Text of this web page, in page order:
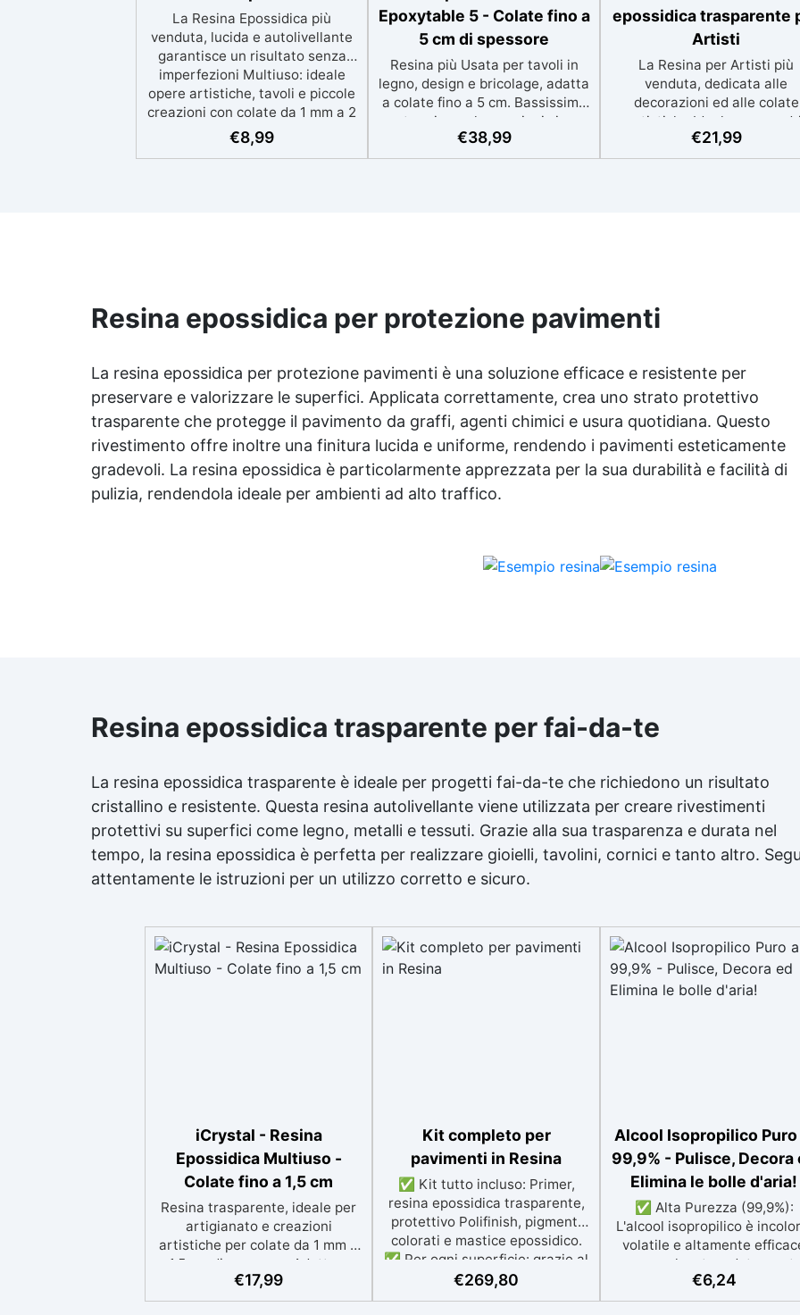
La Resina Epossidica più
venduta, lucida e autolivellante
garantisce un risultato senza
imperfezioni Multiuso: ideale
opere artistiche, tavoli e piccole
creazioni con colate da 1 mm a 2
cm Resistente ai graffi e ai raggi
UV, garantendo opere durature,
€8,99
Epoxytable 5 - Colate fino a
5 cm di spessore
Resina più Usata per tavoli in
legno, design e bricolage, adatta
a colate fino a 5 cm. Bassissima
esotermia per lavorazioni sicure
e senza surriscaldamenti.
Resistente a graffi e
€38,99
epossidica trasparente
Artisti
La Resina per Artisti più
venduta, dedicata alle
decorazioni ed alle colate
artistiche Ideale per
rivestimenti, vassoi e
piccole creazioni
€21,99
Resina epossidica per protezione pavimenti
La resina epossidica per protezione pavimenti è una soluzione efficace e resistente per
preservare e valorizzare le superfici. Applicata correttamente, crea uno strato protettivo
trasparente che protegge il pavimento da graffi, agenti chimici e usura quotidiana. Questo
rivestimento offre inoltre una finitura lucida e uniforme, rendendo i pavimenti esteticamente
gradevoli. La resina epossidica è particolarmente apprezzata per la sua durabilità e facilità di
pulizia, rendendola ideale per ambienti ad alto traffico.
Resina epossidica trasparente per fai-da-te
La resina epossidica trasparente è ideale per progetti fai-da-te che richiedono un risultato
cristallino e resistente. Questa resina autolivellante viene utilizzata per creare rivestimenti
protettivi su superfici come legno, metalli e tessuti. Grazie alla sua trasparenza e durata nel
tempo, la resina epossidica è perfetta per realizzare gioielli, tavolini, cornici e tanto altro.
attentamente le istruzioni per un utilizzo corretto e sicuro.
iCrystal - Resina
Epossidica Multiuso -
Colate fino a 1,5 cm
Resina trasparente, ideale per
artigianato e creazioni
artistiche per colate da 1 mm a
1,5 cm di spessore. Adatta a
Tutti grazie al facile rapporto di
miscelazione 2:1, garantisce un
€17,99
Kit completo per
pavimenti in Resina
✅ Kit tutto incluso: Primer,
resina epossidica trasparente,
protettivo Polifinish, pigmenti
colorati e mastice epossidico.
✅ Per ogni superficie: grazie al
primer universale è applicabile
sia su calcestruzzo, piastrelle e
€269,80
Alcool Isopropilico Puro
99,9% - Pulisce, Decora
Elimina le bolle d'aria!
✅ Alta Purezza (99,9%):
L'alcool isopropilico è
volatile e altamente
come solvente e
ideale per l'uso con resine
polimeri. ✅ Pulizia
€6,24